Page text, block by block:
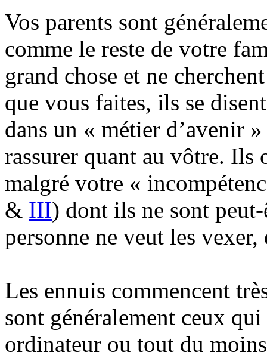
Vos parents sont
comme le reste de votre
grand chose et ne
que vous faites, ils se
dans un « métier d’avenir
rassurer quant au vôtre. Ils
malgré votre «
& III) dont ils ne sont
personne ne veut les
Les ennuis commencent
sont généralement ceux
ordinateur ou tout du